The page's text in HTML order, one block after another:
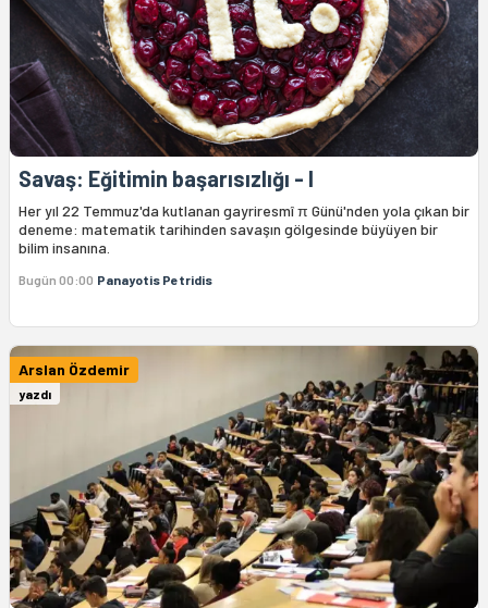
Savaş: Eğitimin başarısızlığı - I
Her yıl 22 Temmuz'da kutlanan gayriresmî π Günü'nden yola çıkan bir
deneme: matematik tarihinden savaşın gölgesinde büyüyen bir
bilim insanına.
Bugün 00:00 Panayotis Petridis
Arslan Özdemir
yazdı